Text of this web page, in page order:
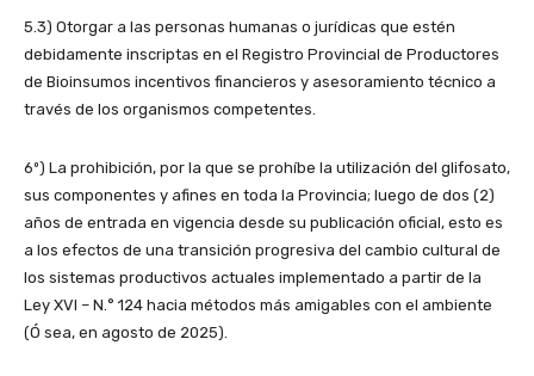
5.3) Otorgar a las personas humanas o jurídicas que estén
debidamente inscriptas en el Registro Provincial de Productores
de Bioinsumos incentivos financieros y asesoramiento técnico a
través de los organismos competentes.
6º) La prohibición, por la que se prohíbe la utilización del glifosato,
sus componentes y afines en toda la Provincia; luego de dos (2)
años de entrada en vigencia desde su publicación oficial, esto es
a los efectos de una transición progresiva del cambio cultural de
los sistemas productivos actuales implementado a partir de la
Ley XVI – N.° 124 hacia métodos más amigables con el ambiente
(Ó sea, en agosto de 2025).